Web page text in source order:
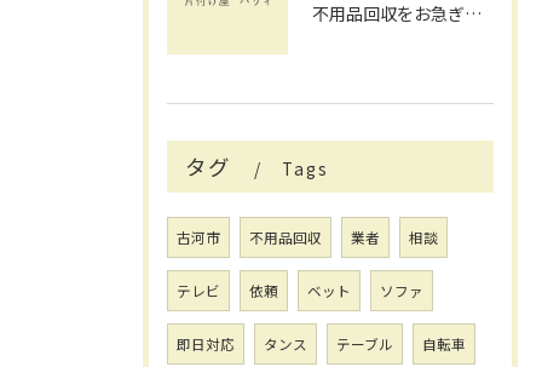
不用品回収をお急ぎで依頼したい方へ茨城県で失敗しない業者選びと即日対応のポイント
タグ Tags
古河市 不用品回収 業者 相談
テレビ 依頼 ベット ソファ
即日対応 タンス テーブル 自転車